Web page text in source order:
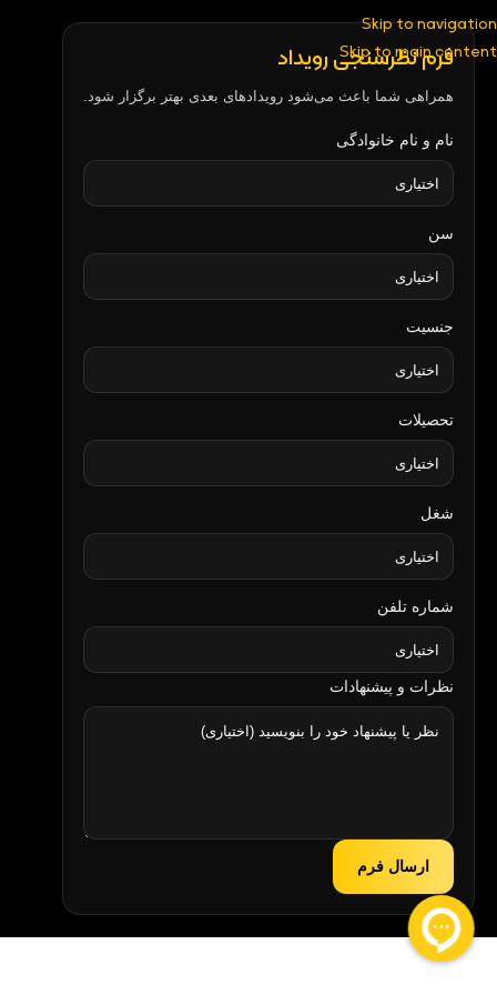
Skip to navigation
Skip to main content
فرم نظرسنجی رویداد
همراهی شما باعث می‌شود رویدادهای بعدی بهتر برگزار شود.
نام و نام خانوادگی
سن
جنسیت
تحصیلات
شغل
شماره تلفن
نظرات و پیشنهادات
ارسال فرم